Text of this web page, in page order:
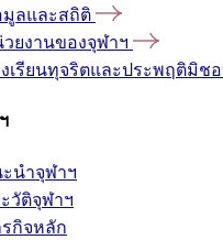
ลและสถิติ
ยงานของจุฬาฯ
เรียนทุจริตและประพฤติมิช
นำจุฬาฯ
วัติจุฬาฯ
กิจหลัก